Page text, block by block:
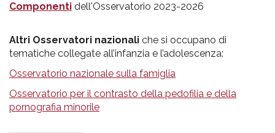
Componenti dell'Osservatorio 2023-2026
Altri Osservatori nazionali che si occupano di
tematiche collegate all’infanzia e l’adolescenza:
Osservatorio nazionale sulla famiglia
Osservatorio per il contrasto della pedofilia e della
pornografia minorile